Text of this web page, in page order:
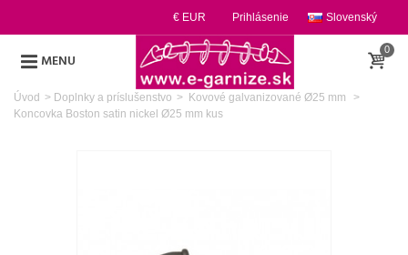
Slovenský
Prihlásenie
€ EUR
MENU
0
Úvod > Doplnky a príslušenstvo > Kovové galvanizované Ø25 mm
>
Koncovka Boston satin nickel Ø25 mm kus